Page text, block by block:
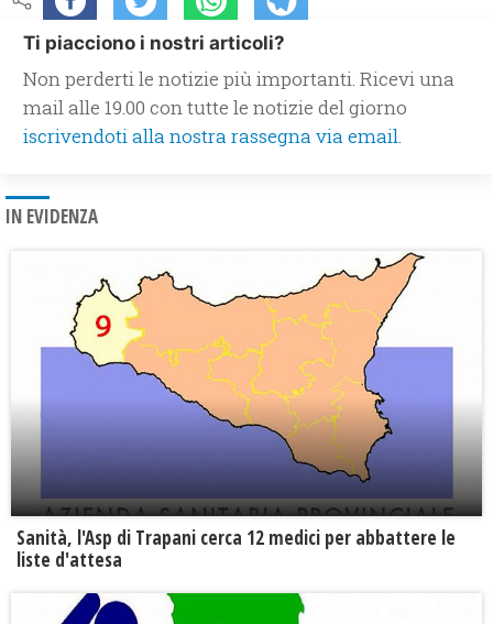
Ti piacciono i nostri articoli?
Non perderti le notizie più importanti. Ricevi una
mail alle 19.00 con tutte le notizie del giorno
iscrivendoti alla nostra rassegna via email.
IN EVIDENZA
Sanità, l'Asp di Trapani cerca 12 medici per abbattere le
liste d'attesa